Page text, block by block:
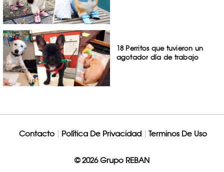
18 Perritos que tuvieron un
agotador día de trabajo
Contacto Política De Privacidad Terminos De Uso
© 2026 Grupo REBAN